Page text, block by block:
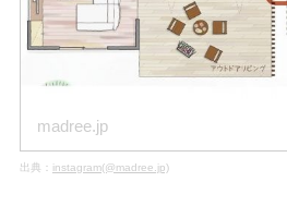
madree.jp
出典： instagram(@madree.jp)